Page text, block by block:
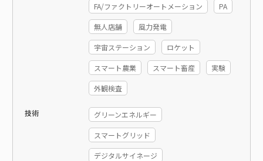
FA/ファクトリーオートメーション PA
無人店舗 風力発電
宇宙ステーション ロケット
スマート農業 スマート畜産 実験
外観検査
技術 グリーンエネルギー
スマートグリッド
デジタルサイネージ